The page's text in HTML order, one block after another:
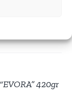
Έδεσσα
420gr